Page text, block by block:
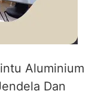
Aluminium
Dan